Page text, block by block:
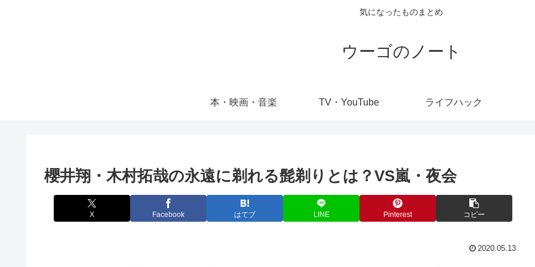
気になったものまとめ
ウーゴのノート
本・映画・音楽 TV・YouTube ライフハック
櫻井翔・木村拓哉の永遠に剃れる髭剃りとは？VS嵐・夜会
X Facebook はてブ LINE Pinterest コピー
2020.05.13